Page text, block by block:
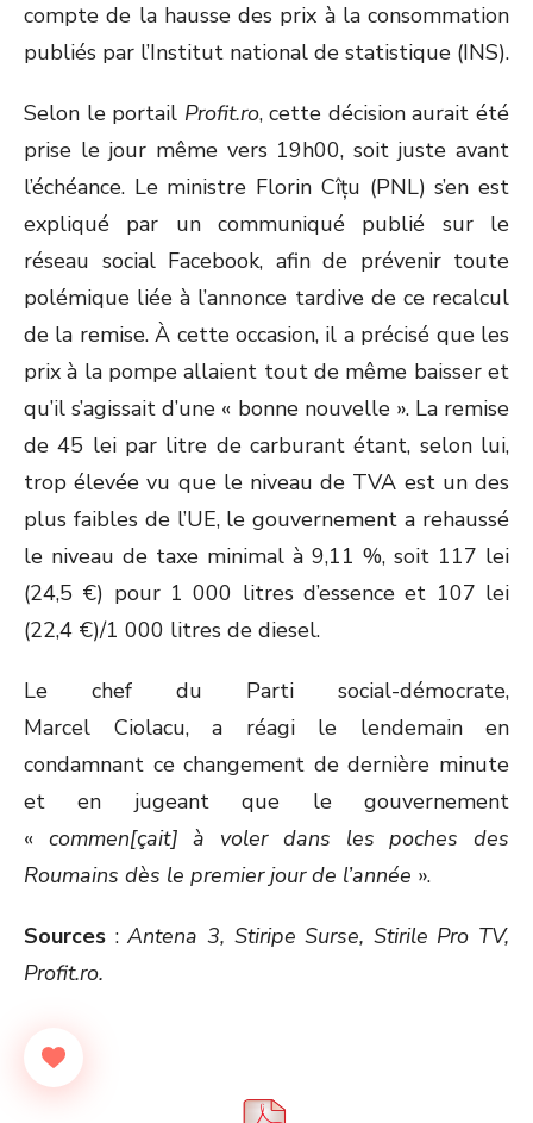
compte de la hausse des prix à la consommation
publiés par l’Institut national de statistique (INS).
Selon le portail Profit.ro, cette décision aurait été
prise le jour même vers 19h00, soit juste avant
l’échéance. Le ministre Florin Cîțu (PNL) s’en est
expliqué par un communiqué publié sur le
réseau social Facebook, afin de prévenir toute
polémique liée à l’annonce tardive de ce recalcul
de la remise. À cette occasion, il a précisé que les
prix à la pompe allaient tout de même baisser et
qu’il s’agissait d’une « bonne nouvelle ». La remise
de 45 lei par litre de carburant étant, selon lui,
trop élevée vu que le niveau de TVA est un des
plus faibles de l’UE, le gouvernement a rehaussé
le niveau de taxe minimal à 9,11 %, soit 117 lei
(24,5 €) pour 1 000 litres d’essence et 107 lei
(22,4 €)/1 000 litres de diesel.
Le chef du Parti social-démocrate,
Marcel Ciolacu, a réagi le lendemain en
condamnant ce changement de dernière minute
et en jugeant que le gouvernement
« commen[çait] à voler dans les poches des
Roumains dès le premier jour de l’année ».
Sources :Antena 3, Stiripe Surse, Stirile Pro TV,
Profit.ro.